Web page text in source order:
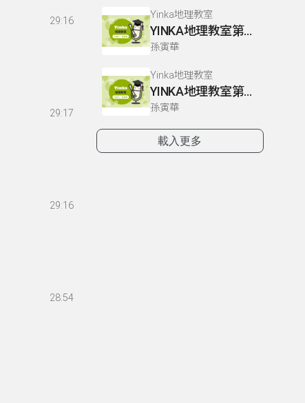
29:16
29:17
29:16
28:54
Yinka地理教室
YINKA地理教室第一冊 P22-26
孫寅華
Yinka地理教室
YINKA地理教室第一冊 P4-5
孫寅華
載入更多